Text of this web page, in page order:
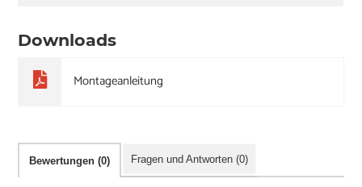
Downloads
Montageanleitung
Bewertungen (0) Fragen und Antworten (0)